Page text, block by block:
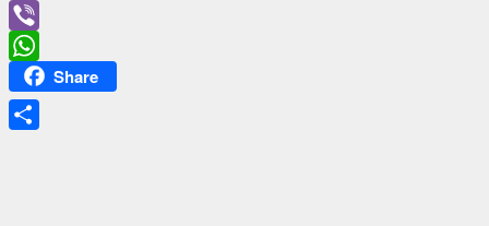
Copy
Link
Viber
WhatsApp
Share